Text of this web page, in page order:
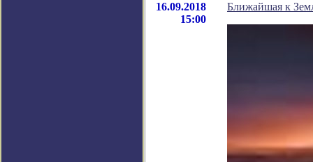
16.09.2018
15:00
Ближайшая к